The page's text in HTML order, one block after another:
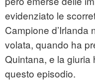
evidenziato le
Campione d’Irlanda
volata, quando ha
Quintana, e la
questo episodio.